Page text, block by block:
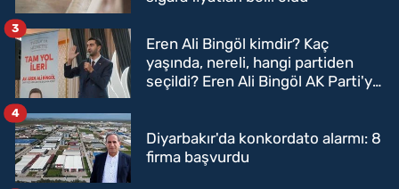
Eren Ali Bingöl kimdir? Kaç
yaşında, nereli, hangi partiden
seçildi? Eren Ali Bingöl AK Parti'ye
3
Diyarbakır'da konkordato alarmı: 8
firma başvurdu
4